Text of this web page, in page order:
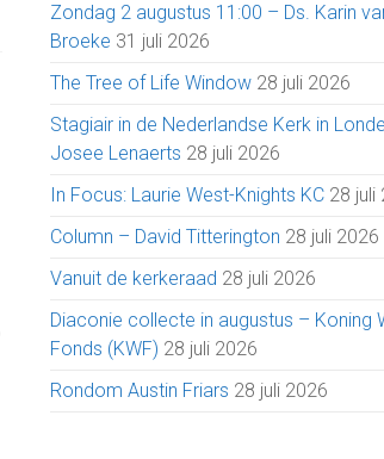
Zondag 2 augustus 11:00 – Ds. Karin
Broeke 31 juli 2026
The Tree of Life Window 28 juli 2026
Stagiair in de Nederlandse Kerk in
Josee Lenaerts 28 juli 2026
In Focus: Laurie West-Knights KC 28 juli
Column – David Titterington 28 juli 2026
Vanuit de kerkeraad 28 juli 2026
Diaconie collecte in augustus – Koning
Fonds (KWF) 28 juli 2026
Rondom Austin Friars 28 juli 2026